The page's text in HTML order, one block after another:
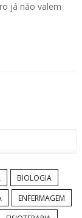
já não valem
BIOLOGIA
ENFERMAGEM